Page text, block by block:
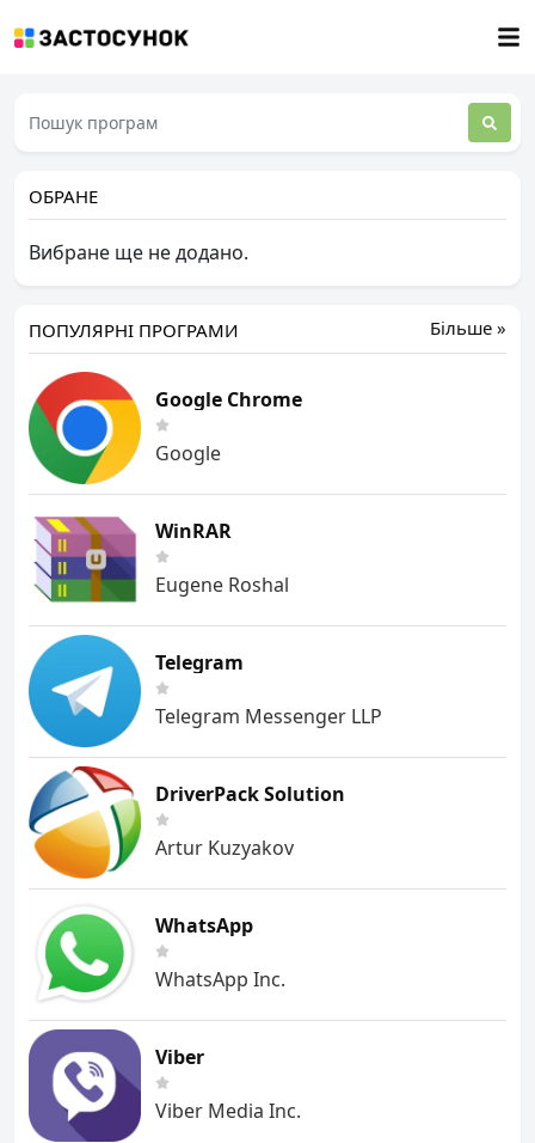
ОБРАНЕ
Вибране ще не додано.
Більше »
ПОПУЛЯРНІ ПРОГРАМИ
Google Chrome
Google
WinRAR
Eugene Roshal
Telegram
Telegram Messenger LLP
DriverPack Solution
Artur Kuzyakov
WhatsApp
WhatsApp Inc.
Viber
Viber Media Inc.